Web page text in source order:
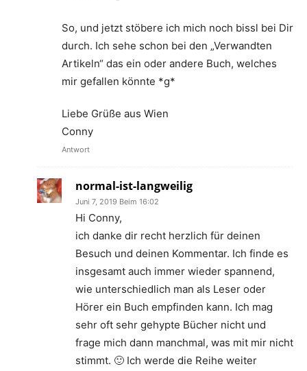
So, und jetzt stöbere ich mich noch bissl bei Dir
durch. Ich sehe schon bei den „Verwandten
Artikeln“ das ein oder andere Buch, welches
mir gefallen könnte *g*
Liebe Grüße aus Wien
Conny
Antwort
normal-ist-langweilig
Juni 7, 2019 Beim 16:02
Hi Conny,
ich danke dir recht herzlich für deinen
Besuch und deinen Kommentar. Ich finde es
insgesamt auch immer wieder spannend,
wie unterschiedlich man als Leser oder
Hörer ein Buch empfinden kann. Ich mag
sehr oft sehr gehypte Bücher nicht und
frage mich dann manchmal, was mit mir nicht
stimmt. 🙂 Ich werde die Reihe weiter